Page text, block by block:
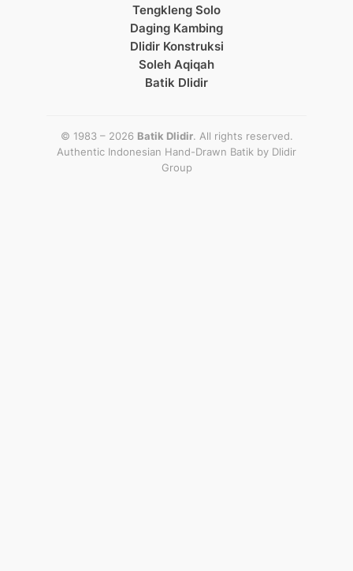
Tengkleng Solo
Daging Kambing
Dlidir Konstruksi
Soleh Aqiqah
Batik Dlidir
© 1983 – 2026 Batik Dlidir. All rights reserved.
Authentic Indonesian Hand-Drawn Batik by Dlidir
Group